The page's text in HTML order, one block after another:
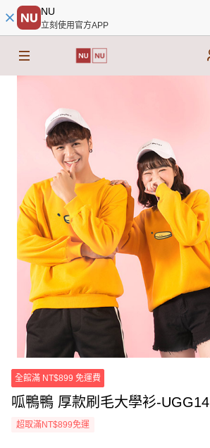
NU
立刻使用官方APP
全館滿 NT$899 免運費
呱鴨鴨 厚款刷毛大學衫-UGG14
超取滿NT$899免運